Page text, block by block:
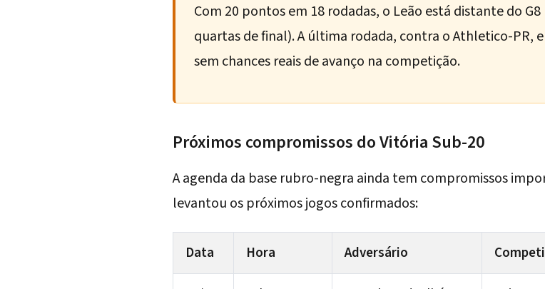
Com 20 pontos em 18 rodadas, o Leão está distante do
quartas de final). A última rodada, contra o Athletico-PR,
sem chances reais de avanço na competição.
Próximos compromissos do Vitória Sub-20
A agenda da base rubro-negra ainda tem compromissos
levantou os próximos jogos confirmados:
Data Hora Adversário